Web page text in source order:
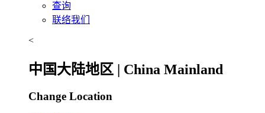
查询
联络我们
<
中国大陆地区 | China Mainland
Change Location